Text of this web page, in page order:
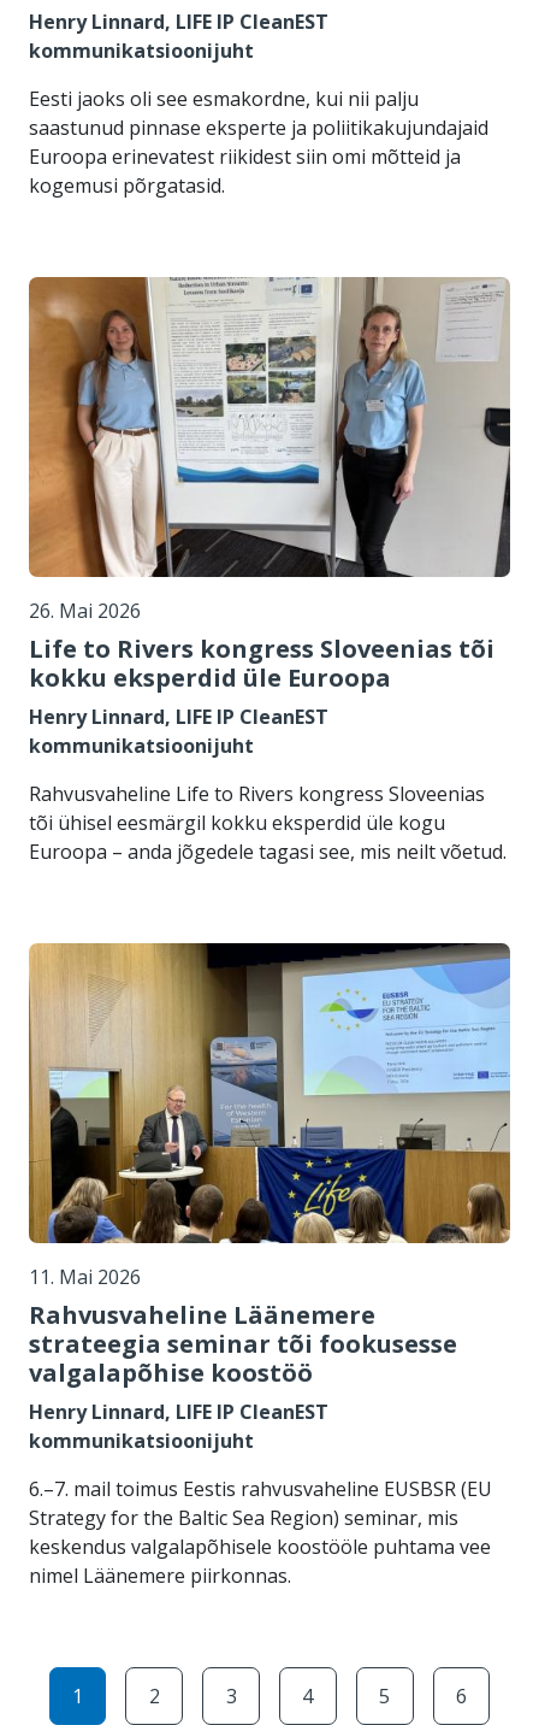
Henry Linnard, LIFE IP CleanEST
kommunikatsioonijuht
Eesti jaoks oli see esmakordne, kui nii palju
saastunud pinnase eksperte ja poliitikakujundajaid
Euroopa erinevatest riikidest siin omi mõtteid ja
kogemusi põrgatasid.
26. Mai 2026
Life to Rivers kongress Sloveenias tõi
kokku eksperdid üle Euroopa
Henry Linnard, LIFE IP CleanEST
kommunikatsioonijuht
Rahvusvaheline Life to Rivers kongress Sloveenias
tõi ühisel eesmärgil kokku eksperdid üle kogu
Euroopa – anda jõgedele tagasi see, mis neilt võetud.
11. Mai 2026
Rahvusvaheline Läänemere
strateegia seminar tõi fookusesse
valgalapõhise koostöö
Henry Linnard, LIFE IP CleanEST
kommunikatsioonijuht
6.–7. mail toimus Eestis rahvusvaheline EUSBSR (EU
Strategy for the Baltic Sea Region) seminar, mis
keskendus valgalapõhisele koostööle puhtama vee
nimel Läänemere piirkonnas.
Pagination
Eesolev leht
1 Page
2 Page
3 Page
4 Page
5 Page
6